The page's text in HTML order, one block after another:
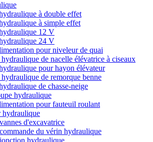
à double effet
à simple effet
12 V
24 V
pour niveleur de quai
hydraulique de nacelle élévatrice à ciseaux
pour hayon élévateur
hydraulique de remorque benne
de chasse-neige
hydraulique
pour fauteuil roulant
hydraulique
d'excavatrice
du vérin hydraulique